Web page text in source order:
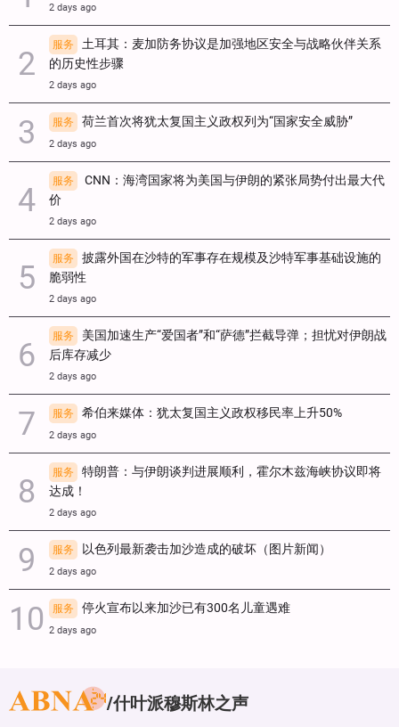
2 days ago
服务
土耳其：麦加防务协议是加强地区安全与战略伙伴关系
的历史性步骤
2 days ago
服务 荷兰首次将犹太复国主义政权列为“国家安全威胁”
2 days ago
服务
CNN：海湾国家将为美国与伊朗的紧张局势付出最大代
价
2 days ago
服务
披露外国在沙特的军事存在规模及沙特军事基础设施的
脆弱性
2 days ago
服务
美国加速生产“爱国者”和“萨德”拦截导弹；担忧对伊朗战
后库存减少
2 days ago
服务 希伯来媒体：犹太复国主义政权移民率上升50%
2 days ago
服务
特朗普：与伊朗谈判进展顺利，霍尔木兹海峡协议即将
达成！
2 days ago
服务 以色列最新袭击加沙造成的破坏（图片新闻）
2 days ago
服务 停火宣布以来加沙已有300名儿童遇难
2 days ago
什叶派穆斯林之声